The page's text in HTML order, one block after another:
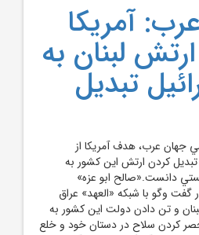
آمريکا
لبنان به
تبديل
عرب، هدف آمريکا از
تبديل کردن ارتش اين کشور به
دانست.«صالح ابو عزه»
وگو با شبکه «العهد» عراق
و تن دادن دولت اين کشور به
کردن سلاح در دستان خود و خلع